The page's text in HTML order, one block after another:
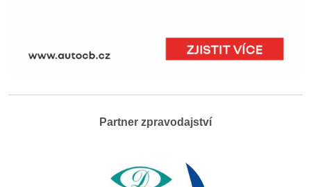
Partner zpravodajství